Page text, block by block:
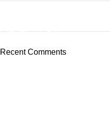
HP Envy 34
Recent Comments